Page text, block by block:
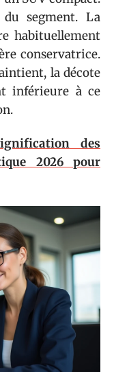
segment. La
habituellement
conservatrice.
la décote
inférieure à ce
des
2026 pour